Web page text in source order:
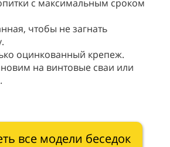
с максимальным сроком
чтобы не загнать
оцинкованный крепеж.
на винтовые сваи или
все модели беседок